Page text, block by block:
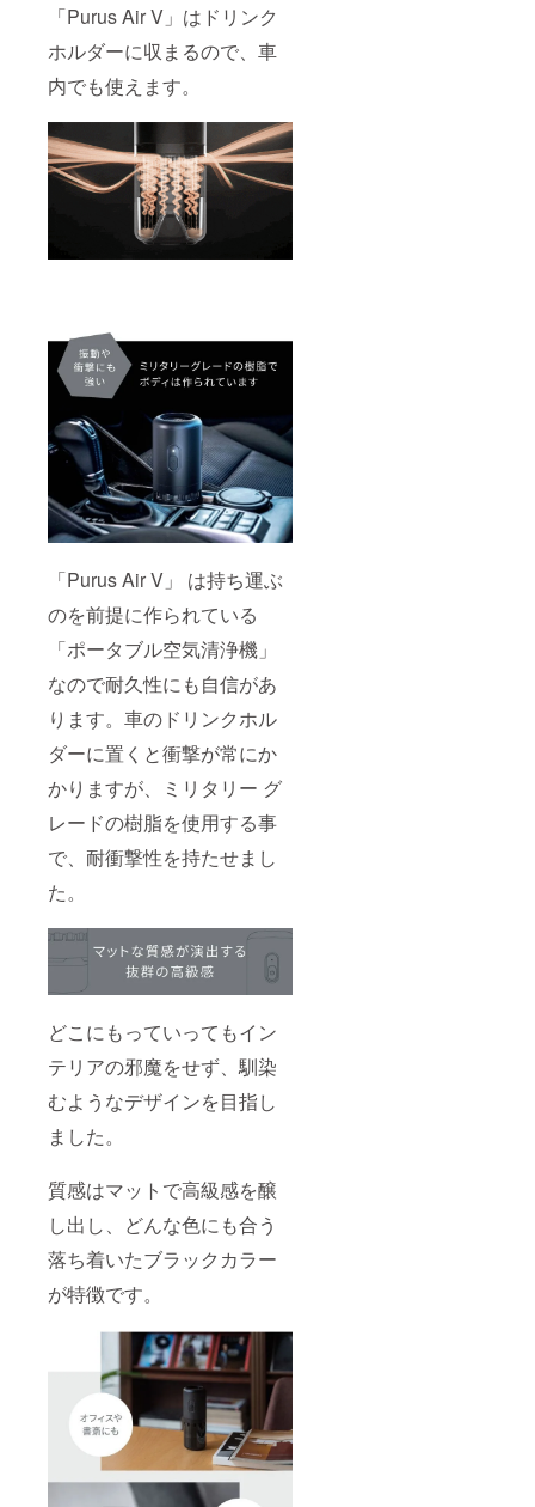
「Purus Air V」はドリンク
ホルダーに収まるので、車
内でも使えます。
「Purus Air V」 は持ち運ぶ
のを前提に作られている
「ポータブル空気清浄機」
なので耐久性にも自信があ
ります。車のドリンクホル
ダーに置くと衝撃が常にか
かりますが、ミリタリー グ
レードの樹脂を使用する事
で、耐衝撃性を持たせまし
た。
どこにもっていってもイン
テリアの邪魔をせず、馴染
むようなデザインを目指し
ました。
質感はマットで高級感を醸
し出し、どんな色にも合う
落ち着いたブラックカラー
が特徴です。